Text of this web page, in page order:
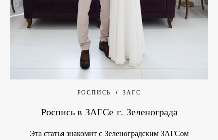
РОСПИСЬ ЗАГС
Роспись в ЗАГСе г. Зеленограда
Эта статья знакомит с Зеленоградским ЗАГСом